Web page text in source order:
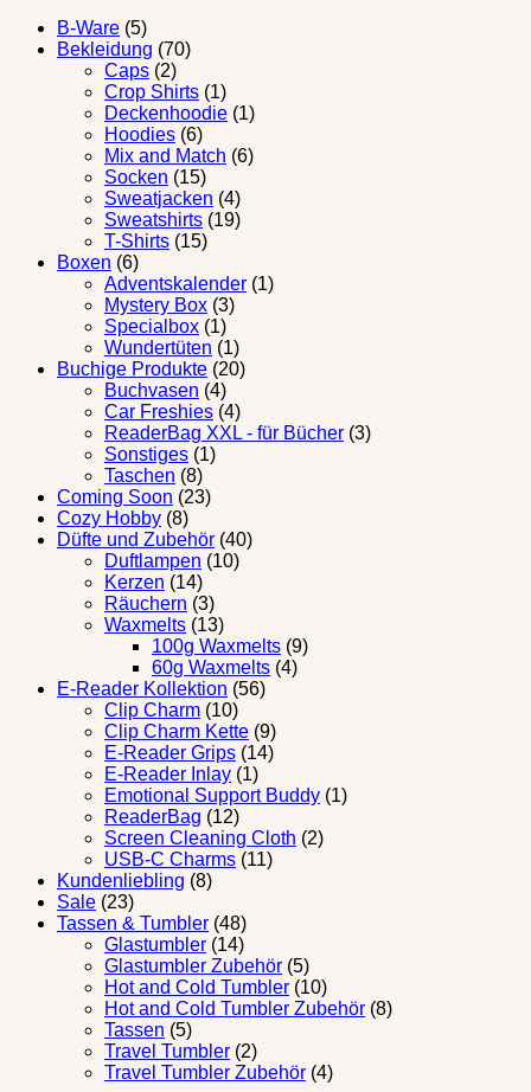
B-Ware (5)
Bekleidung (70)
Caps (2)
Crop Shirts (1)
Deckenhoodie (1)
Hoodies (6)
Mix and Match (6)
Socken (15)
Sweatjacken (4)
Sweatshirts (19)
T-Shirts (15)
Boxen (6)
Adventskalender (1)
Mystery Box (3)
Specialbox (1)
Wundertüten (1)
Buchige Produkte (20)
Buchvasen (4)
Car Freshies (4)
ReaderBag XXL - für Bücher (3)
Sonstiges (1)
Taschen (8)
Coming Soon (23)
Cozy Hobby (8)
Düfte und Zubehör (40)
Duftlampen (10)
Kerzen (14)
Räuchern (3)
Waxmelts (13)
100g Waxmelts (9)
60g Waxmelts (4)
E-Reader Kollektion (56)
Clip Charm (10)
Clip Charm Kette (9)
E-Reader Grips (14)
E-Reader Inlay (1)
Emotional Support Buddy (1)
ReaderBag (12)
Screen Cleaning Cloth (2)
USB-C Charms (11)
Kundenliebling (8)
Sale (23)
Tassen & Tumbler (48)
Glastumbler (14)
Glastumbler Zubehör (5)
Hot and Cold Tumbler (10)
Hot and Cold Tumbler Zubehör (8)
Tassen (5)
Travel Tumbler (2)
Travel Tumbler Zubehör (4)